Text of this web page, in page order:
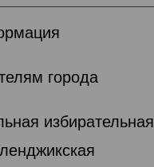
города
избирательная